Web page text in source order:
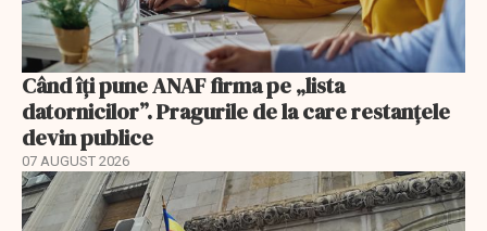
Când îți pune ANAF firma pe „lista
datornicilor”. Pragurile de la care restanțele
devin publice
07 AUGUST 2026